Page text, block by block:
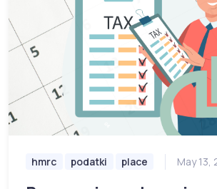
hmrc podatki place May 13,